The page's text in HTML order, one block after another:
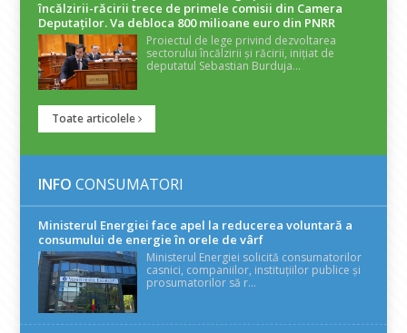
încălzirii-răcirii trece de primele comisii din Camera
Deputaților. Va debloca 800 milioane euro din PNRR
Proiectul de lege privind dezvoltarea
sectorului încălzirii și răcirii, inițiat de
deputatul Sebastian Burduja...
Toate articolele
INFO CONSUMATORI
Ministerul Energiei face apel la reducerea voluntară a
consumului de energie în orele de vârf
Ministerul Energiei solicită consumatorilor
casnici, companiilor, instituțiilor publice și
prosumatorilor să r...